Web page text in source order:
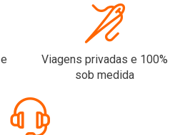
Viagens privadas e 100%
sob medida